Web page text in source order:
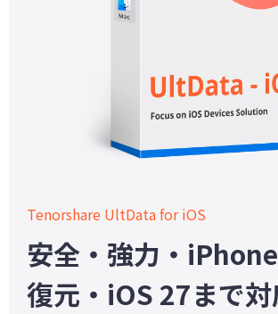
Tenorshare UltData for iOS
安全・強力・
復元・iOS 27まで